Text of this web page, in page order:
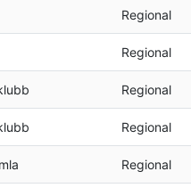
Regional
Regional
Regional
Regional
Regional